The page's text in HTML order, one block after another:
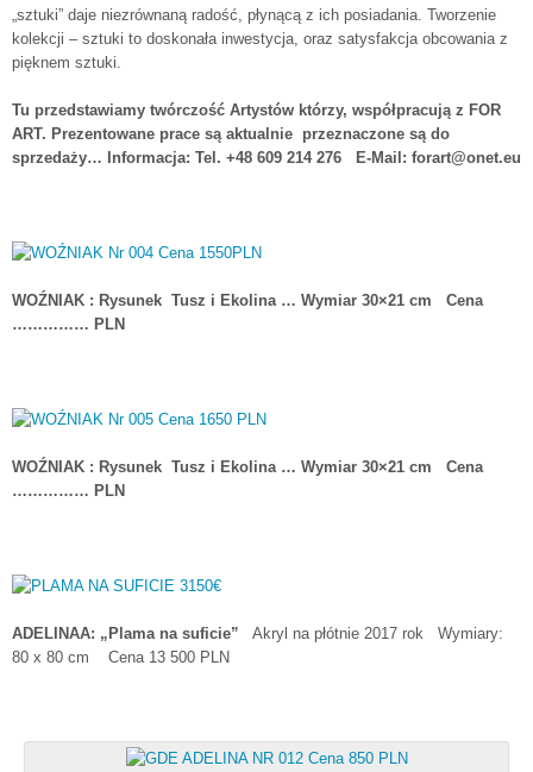
„sztuki” daje niezrównaną radość, płynącą z ich posiadania. Tworzenie
kolekcji – sztuki to doskonała inwestycja, oraz satysfakcja obcowania z
pięknem sztuki.
Tu przedstawiamy twórczość Artystów którzy, współpracują z FOR
ART. Prezentowane prace są aktualnie przeznaczone są do
sprzedaży… Informacja: Tel. +48 609 214 276 E-Mail: forart@onet.eu
WOŹNIAK : Rysunek Tusz i Ekolina … Wymiar 30×21 cm Cena
…………… PLN
WOŹNIAK : Rysunek Tusz i Ekolina … Wymiar 30×21 cm Cena
…………… PLN
ADELINAA: „Plama na suficie” Akryl na płótnie 2017 rok Wymiary:
80 x 80 cm Cena 13 500 PLN